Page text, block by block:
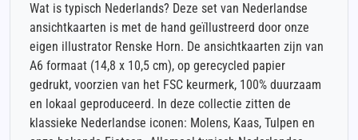
Wat is typisch Nederlands? Deze set van Nederlandse
ansichtkaarten is met de hand geïllustreerd door onze
eigen illustrator Renske Horn. De ansichtkaarten zijn van
A6 formaat (14,8 x 10,5 cm), op gerecycled papier
gedrukt, voorzien van het FSC keurmerk, 100% duurzaam
en lokaal geproduceerd. In deze collectie zitten de
klassieke Nederlandse iconen: Molens, Kaas, Tulpen en